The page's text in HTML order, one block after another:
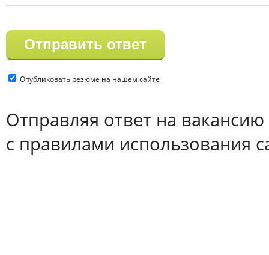
Опубликовать резюме на нашем сайте
Отправляя ответ на
с правилами использования